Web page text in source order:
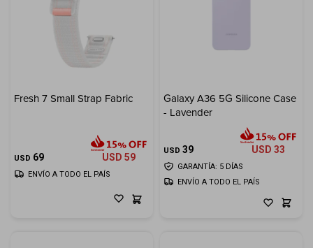
Fresh 7 Small Strap Fabric
USD 69 USD 59
ENVÍO A TODO EL PAÍS
Galaxy A36 5G Silicone Case
- Lavender
USD 39 USD 33
GARANTÍA: 5 DÍAS
ENVÍO A TODO EL PAÍS